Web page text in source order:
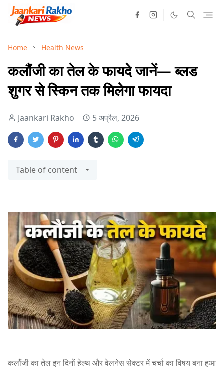
Home Health News
कलौंजी का तेल के फायदे जानें— ब्लड
शुगर से स्किन तक मिलेगा फायदा
Jaankari Rakho 5 अप्रैल, 2026
Table of content
कलौंजी का तेल इन दिनों हेल्थ और वेलनेस सेक्टर में चर्चा का विषय बना हुआ